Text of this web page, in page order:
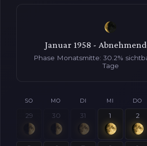
Januar 1958 -
Phase Monatsmitte: 30.2%
Tage
SO MO DI MI DO
29 30 31 1 2